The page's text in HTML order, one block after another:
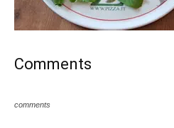
Comments
comments